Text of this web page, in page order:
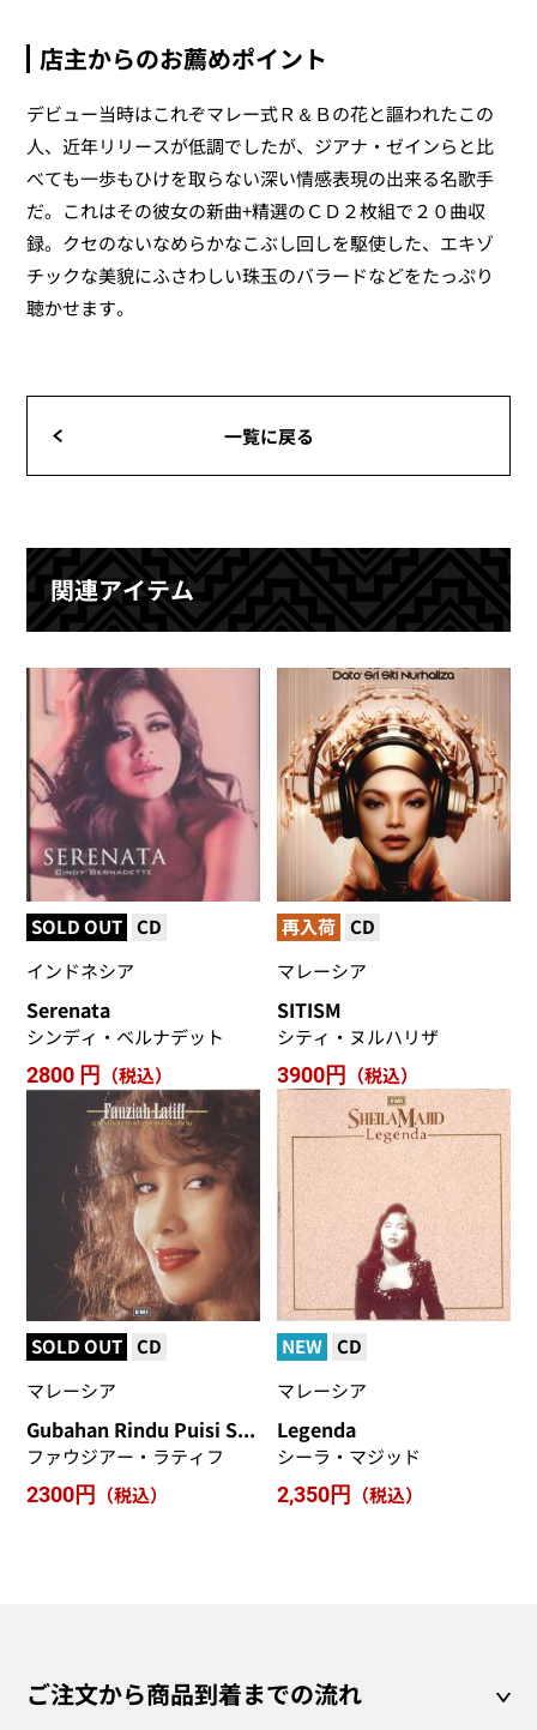
店主からのお薦めポイント
デビュー当時はこれぞマレー式Ｒ＆Ｂの花と謳われたこの
人、近年リリースが低調でしたが、ジアナ・ゼインらと比
べても一歩もひけを取らない深い情感表現の出来る名歌手
だ。これはその彼女の新曲+精選のＣＤ２枚組で２０曲収
録。クセのないなめらかなこぶし回しを駆使した、エキゾ
チックな美貌にふさわしい珠玉のバラードなどをたっぷり
聴かせます。
一覧に戻る
関連アイテム
SOLD OUT CD
インドネシア
Serenata
シンディ・ベルナデット
2800 円 （税込）
再入荷 CD
マレーシア
SITISM
シティ・ヌルハリザ
3900円 （税込）
SOLD OUT CD
マレーシア
Gubahan Rindu Puisi Syahdu
ファウジアー・ラティフ
2300円
（税込）
NEW CD
マレーシア
Legenda
シーラ・マジッド
2,350円
（税込）
ご注文から商品到着までの流れ